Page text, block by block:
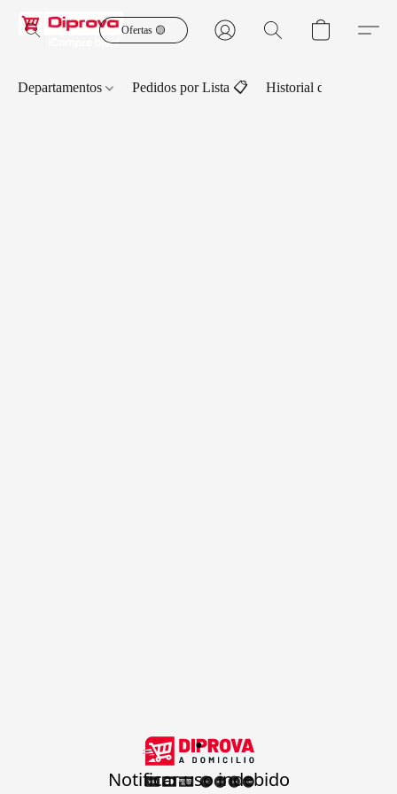
Ofertas 🟡
Departamentos Pedidos por Lista 📋 Historial de Pedidos
.
Notificar uso indebido